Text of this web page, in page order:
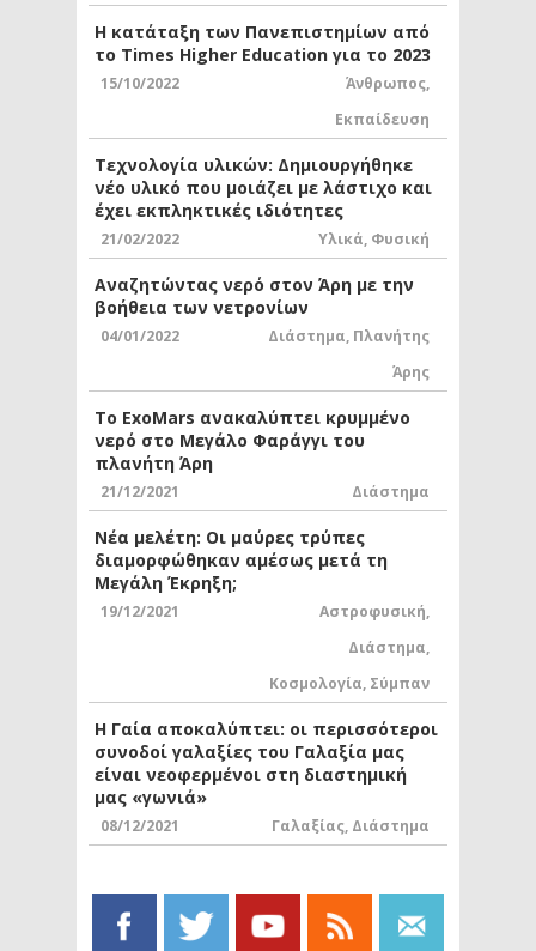
Η κατάταξη των Πανεπιστημίων από
το Times Higher Education για το 2023
15/10/2022 Άνθρωπος,
Εκπαίδευση
Τεχνολογία υλικών: Δημιουργήθηκε
νέο υλικό που μοιάζει με λάστιχο και
έχει εκπληκτικές ιδιότητες
21/02/2022 Υλικά, Φυσική
Αναζητώντας νερό στον Άρη με την
βοήθεια των νετρονίων
04/01/2022 Διάστημα, Πλανήτης
Άρης
Το ExoMars ανακαλύπτει κρυμμένο
νερό στο Μεγάλο Φαράγγι του
πλανήτη Άρη
21/12/2021 Διάστημα
Νέα μελέτη: Οι μαύρες τρύπες
διαμορφώθηκαν αμέσως μετά τη
Μεγάλη Έκρηξη;
19/12/2021 Αστροφυσική,
Διάστημα,
Κοσμολογία, Σύμπαν
Η Γαία αποκαλύπτει: οι περισσότεροι
συνοδοί γαλαξίες του Γαλαξία μας
είναι νεοφερμένοι στη διαστημική
μας «γωνιά»
08/12/2021 Γαλαξίας, Διάστημα